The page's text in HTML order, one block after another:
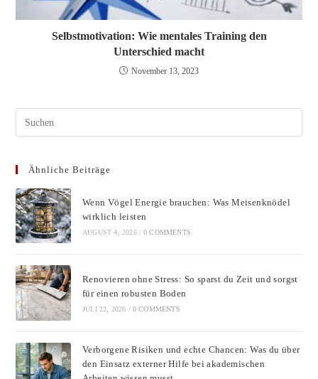
Selbstmotivation: Wie mentales Training den
Unterschied macht
November 13, 2023
Ähnliche Beiträge
Wenn Vögel Energie brauchen: Was Meisenknödel
wirklich leisten
AUGUST 4, 2026 / 0 COMMENTS
Renovieren ohne Stress: So sparst du Zeit und sorgst
für einen robusten Boden
JULI 22, 2026 / 0 COMMENTS
Verborgene Risiken und echte Chancen: Was du über
den Einsatz externer Hilfe bei akademischen